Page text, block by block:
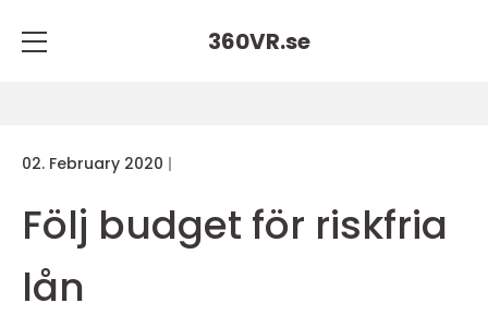
360VR.se
02. February 2020
Följ budget för riskfria
lån